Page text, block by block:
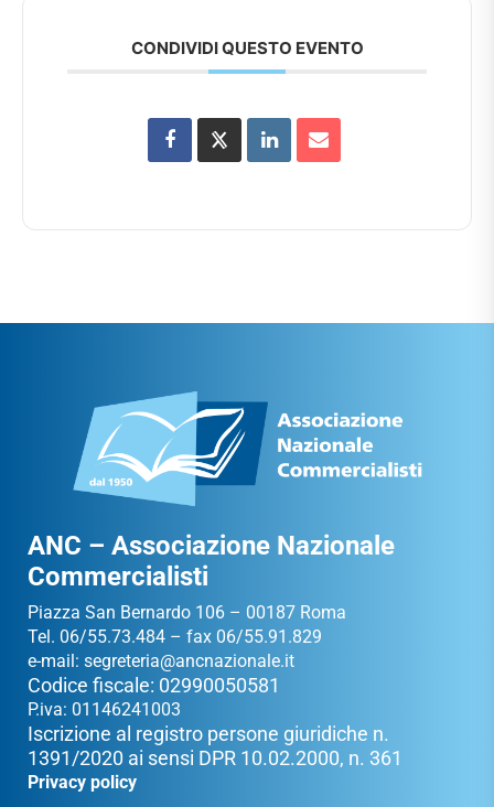
CONDIVIDI QUESTO EVENTO
ANC – Associazione Nazionale
Commercialisti
Piazza San Bernardo 106 – 00187 Roma
Tel. 06/55.73.484 – fax 06/55.91.829
e-mail: segreteria@ancnazionale.it
Codice fiscale: 02990050581
P.iva: 01146241003
Iscrizione al registro persone giuridiche n.
1391/2020 ai sensi DPR 10.02.2000, n. 361
Privacy policy